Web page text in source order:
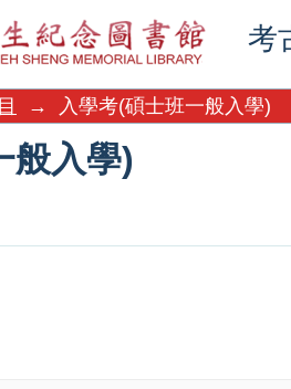
考
般入學)
→ 入學考(碩士班一般入學)
般入學)